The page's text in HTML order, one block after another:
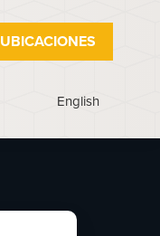
UBICACIONES
English